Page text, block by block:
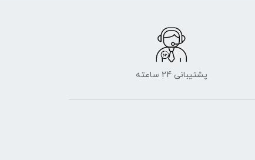
پشتیبانی 24 ساعته